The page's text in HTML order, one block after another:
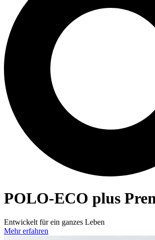
POLO-ECO plus
Entwickelt für ein ganzes Leben
Mehr erfahren